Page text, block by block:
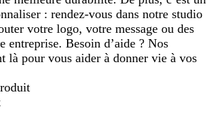
: rendez-vous dans notre studio
votre logo, votre message ou des
entreprise. Besoin d’aide ? Nos
là pour vous aider à donner vie à vos